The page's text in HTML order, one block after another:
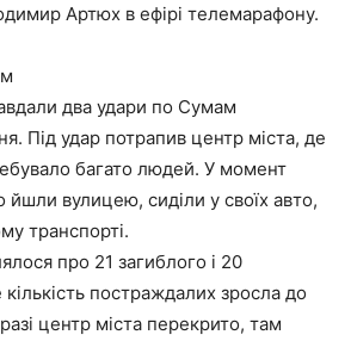
Артюх в ефірі телемарафону.
два удари по Сумам
Під удар потрапив центр міста, де
багато людей. У момент
йшли вулицею, сиділи у своїх авто,
транспорті.
про 21 загиблого і 20
постраждалих зросла до
центр міста перекрито, там